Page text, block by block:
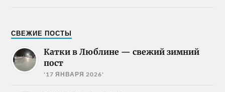
СВЕЖИЕ ПОСТЫ
Катки в Люблине — свежий зимний
пост
'17 ЯНВАРЯ 2026'